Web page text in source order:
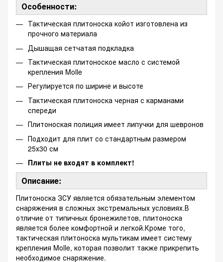
Особенности:
Тактическая плитоноска койот изготовлена ​​из
прочного материала
Дышащая сетчатая подкладка
Тактическая плитоноское масло с системой
крепления Molle
Регулируется по ширине и высоте
Тактическая плитоноска черная с карманами
спереди
Плитоноская полиция имеет липучки для шевронов
Подходит для плит со стандартным размером
25х30 см
Плиты не входят в комплект!
Описание:
Плитоноска ЗСУ является обязательным элементом
снаряжения в сложных экстремальных условиях.В
отличие от типичных бронежилетов, плитоноска
является более комфортной и легкой.Кроме того,
тактическая плитоноска мультикам имеет систему
крепления Molle, которая позволит также прикрепить
необходимое снаряжение.